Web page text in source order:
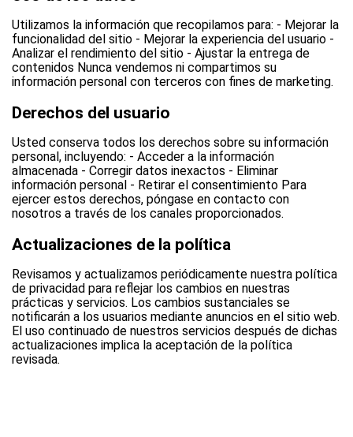
Utilizamos la información que recopilamos para: - Mejorar la
funcionalidad del sitio - Mejorar la experiencia del usuario -
Analizar el rendimiento del sitio - Ajustar la entrega de
contenidos Nunca vendemos ni compartimos su
información personal con terceros con fines de marketing.
Derechos del usuario
Usted conserva todos los derechos sobre su información
personal, incluyendo: - Acceder a la información
almacenada - Corregir datos inexactos - Eliminar
información personal - Retirar el consentimiento Para
ejercer estos derechos, póngase en contacto con
nosotros a través de los canales proporcionados.
Actualizaciones de la política
Revisamos y actualizamos periódicamente nuestra política
de privacidad para reflejar los cambios en nuestras
prácticas y servicios. Los cambios sustanciales se
notificarán a los usuarios mediante anuncios en el sitio web.
El uso continuado de nuestros servicios después de dichas
actualizaciones implica la aceptación de la política
revisada.